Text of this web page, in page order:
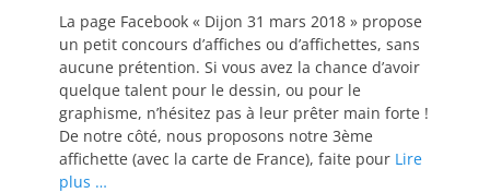
La page Facebook « Dijon 31 mars 2018 » propose
un petit concours d’affiches ou d’affichettes, sans
aucune prétention. Si vous avez la chance d’avoir
quelque talent pour le dessin, ou pour le
graphisme, n’hésitez pas à leur prêter main forte !
De notre côté, nous proposons notre 3ème
affichette (avec la carte de France), faite pour Lire
plus …